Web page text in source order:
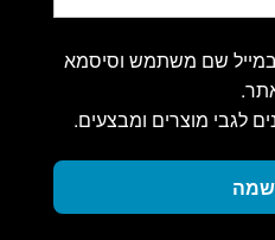
שם משתמש וסיסמא
לגבי מוצרים ומבצעים.